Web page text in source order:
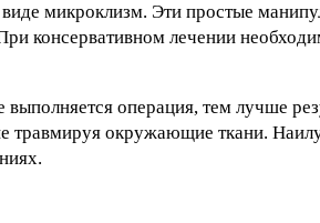
микроклизм. Эти простые
консервативном лечении
операция, тем лучше
травмируя окружающие ткани.